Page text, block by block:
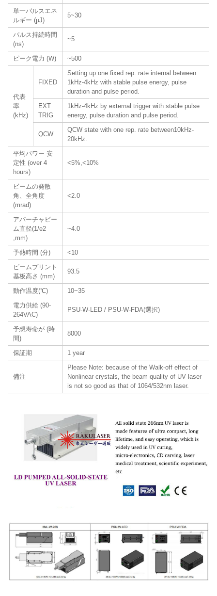
単一パルスエネ
ルギー (µJ)
5~30
パルス持続時間
(ns)
~5
ピーク電力 (W) ~500
代表
率
(kHz)
FIXED
Setting up one fixed rep. rate internal between
1kHz-4kHz with stable pulse energy, pulse
duration and pulse period.
EXT
TRIG
1kHz-4kHz by external trigger with stable pulse
energy, pulse duration and pulse period.
QCW
QCW state with one rep. rate between10kHz-
20kHz.
平均パワー 安
定性 (over 4
hours)
<5%,<10%
ビームの発散
角、全角度
(mrad)
<2.0
アパーチャビー
ム直径(1/e2
,mm)
~4.0
予熱時間 (分)
<10
ビームプリント
基板高さ (mm)
93.5
動作温度(℃)
10~35
電力供給 (90-
264VAC)
PSU-W-LED / PSU-W-FDA(選択)
予想寿命が (時
間)
8000
保証期 1 year
備注
Please Note: because of the Walk-off effect of
Nonlinear crystals, the beam quality of UV laser
is not so good as that of 1064/532nm laser.